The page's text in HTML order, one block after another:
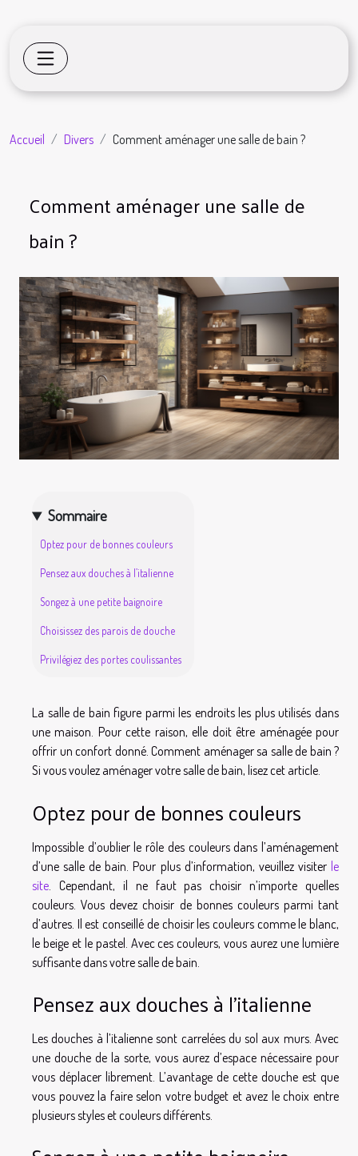
Accueil Divers Comment aménager une salle de bain ?
Comment aménager une salle de
bain ?
Sommaire
Optez pour de bonnes couleurs
Pensez aux douches à l’italienne
Songez à une petite baignoire
Choisissez des parois de douche
Privilégiez des portes coulissantes
La salle de bain figure parmi les endroits les plus utilisés dans
une maison. Pour cette raison, elle doit être aménagée pour
offrir un confort donné. Comment aménager sa salle de bain ?
Si vous voulez aménager votre salle de bain, lisez cet article.
Optez pour de bonnes couleurs
Impossible d’oublier le rôle des couleurs dans l’aménagement
d’une salle de bain. Pour plus d’information, veuillez visiter le
site . Cependant, il ne faut pas choisir n’importe quelles
couleurs. Vous devez choisir de bonnes couleurs parmi tant
d’autres. Il est conseillé de choisir les couleurs comme le blanc,
le beige et le pastel. Avec ces couleurs, vous aurez une lumière
suffisante dans votre salle de bain.
Pensez aux douches à l’italienne
Les douches à l’italienne sont carrelées du sol aux murs. Avec
une douche de la sorte, vous aurez d’espace nécessaire pour
vous déplacer librement. L’avantage de cette douche est que
vous pouvez la faire selon votre budget et avez le choix entre
plusieurs styles et couleurs différents.